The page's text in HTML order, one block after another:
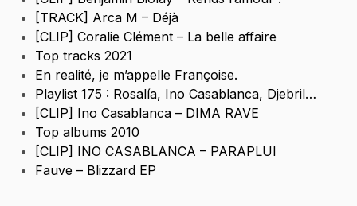
[TRACK] Arca M – Déjà
[CLIP] Coralie Clément – La belle affaire
Top tracks 2021
En realité, je m’appelle Françoise.
Playlist 175 : Rosalía, Ino Casablanca, Djebril…
[CLIP] Ino Casablanca – DIMA RAVE
Top albums 2010
[CLIP] INO CASABLANCA – PARAPLUI
Fauve – Blizzard EP